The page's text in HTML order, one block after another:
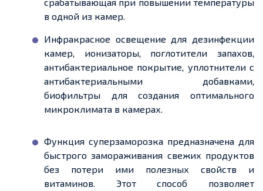
в одной из камер.
Инфракрасное освещение для дезинфекции
камер, ионизаторы, поглотители запахов,
антибактериальное покрытие, уплотнители с
антибактериальными добавками,
биофильтры для создания оптимального
микроклимата в камерах.
Функция суперзаморозка предназначена для
быстрого замораживания свежих продуктов
без потери ими полезных свойств и
витаминов. Этот способ позволяет